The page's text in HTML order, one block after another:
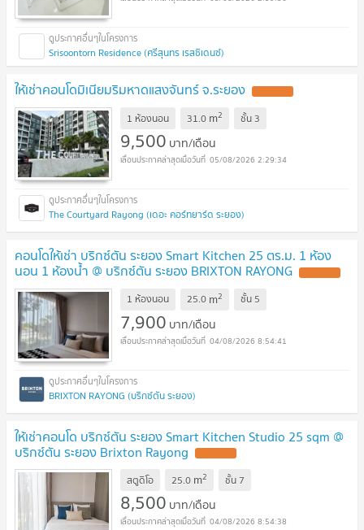
Srisoontorn Residence (ศรีสุนทร เรสซิเดนซ์)
ให้เช่าคอนโดมิเนียมริมหาดแสงจันทร์ จ.ระยอง
1 ห้องนอน 31.0 m2 ชั้น 3
9,500 บาท/เดือน
05/08/2026 2:29:34
The Courtyard Rayong (เดอะ คอร์ทยาร์ด ระยอง)
คอนโดให้เช่า บริกซ์ตัน ระยอง Smart Kitchen 25 ตร.ม. 1 ห้อง
นอน 1 ห้องน้ำ @ บริกซ์ตัน ระยอง BRIXTON RAYONG
1 ห้องนอน 25.0 m2 ชั้น 5
7,900 บาท/เดือน
04/08/2026 8:54:41
BRIXTON RAYONG (บริกซ์ตัน ระยอง)
ให้เช่าคอนโด บริกซ์ตัน ระยอง Smart Kitchen Studio 25 sqm @
บริกซ์ตัน ระยอง Brixton Rayong
สตูดิโอ 25.0 m2 ชั้น 7
8,500 บาท/เดือน
04/08/2026 8:54:38